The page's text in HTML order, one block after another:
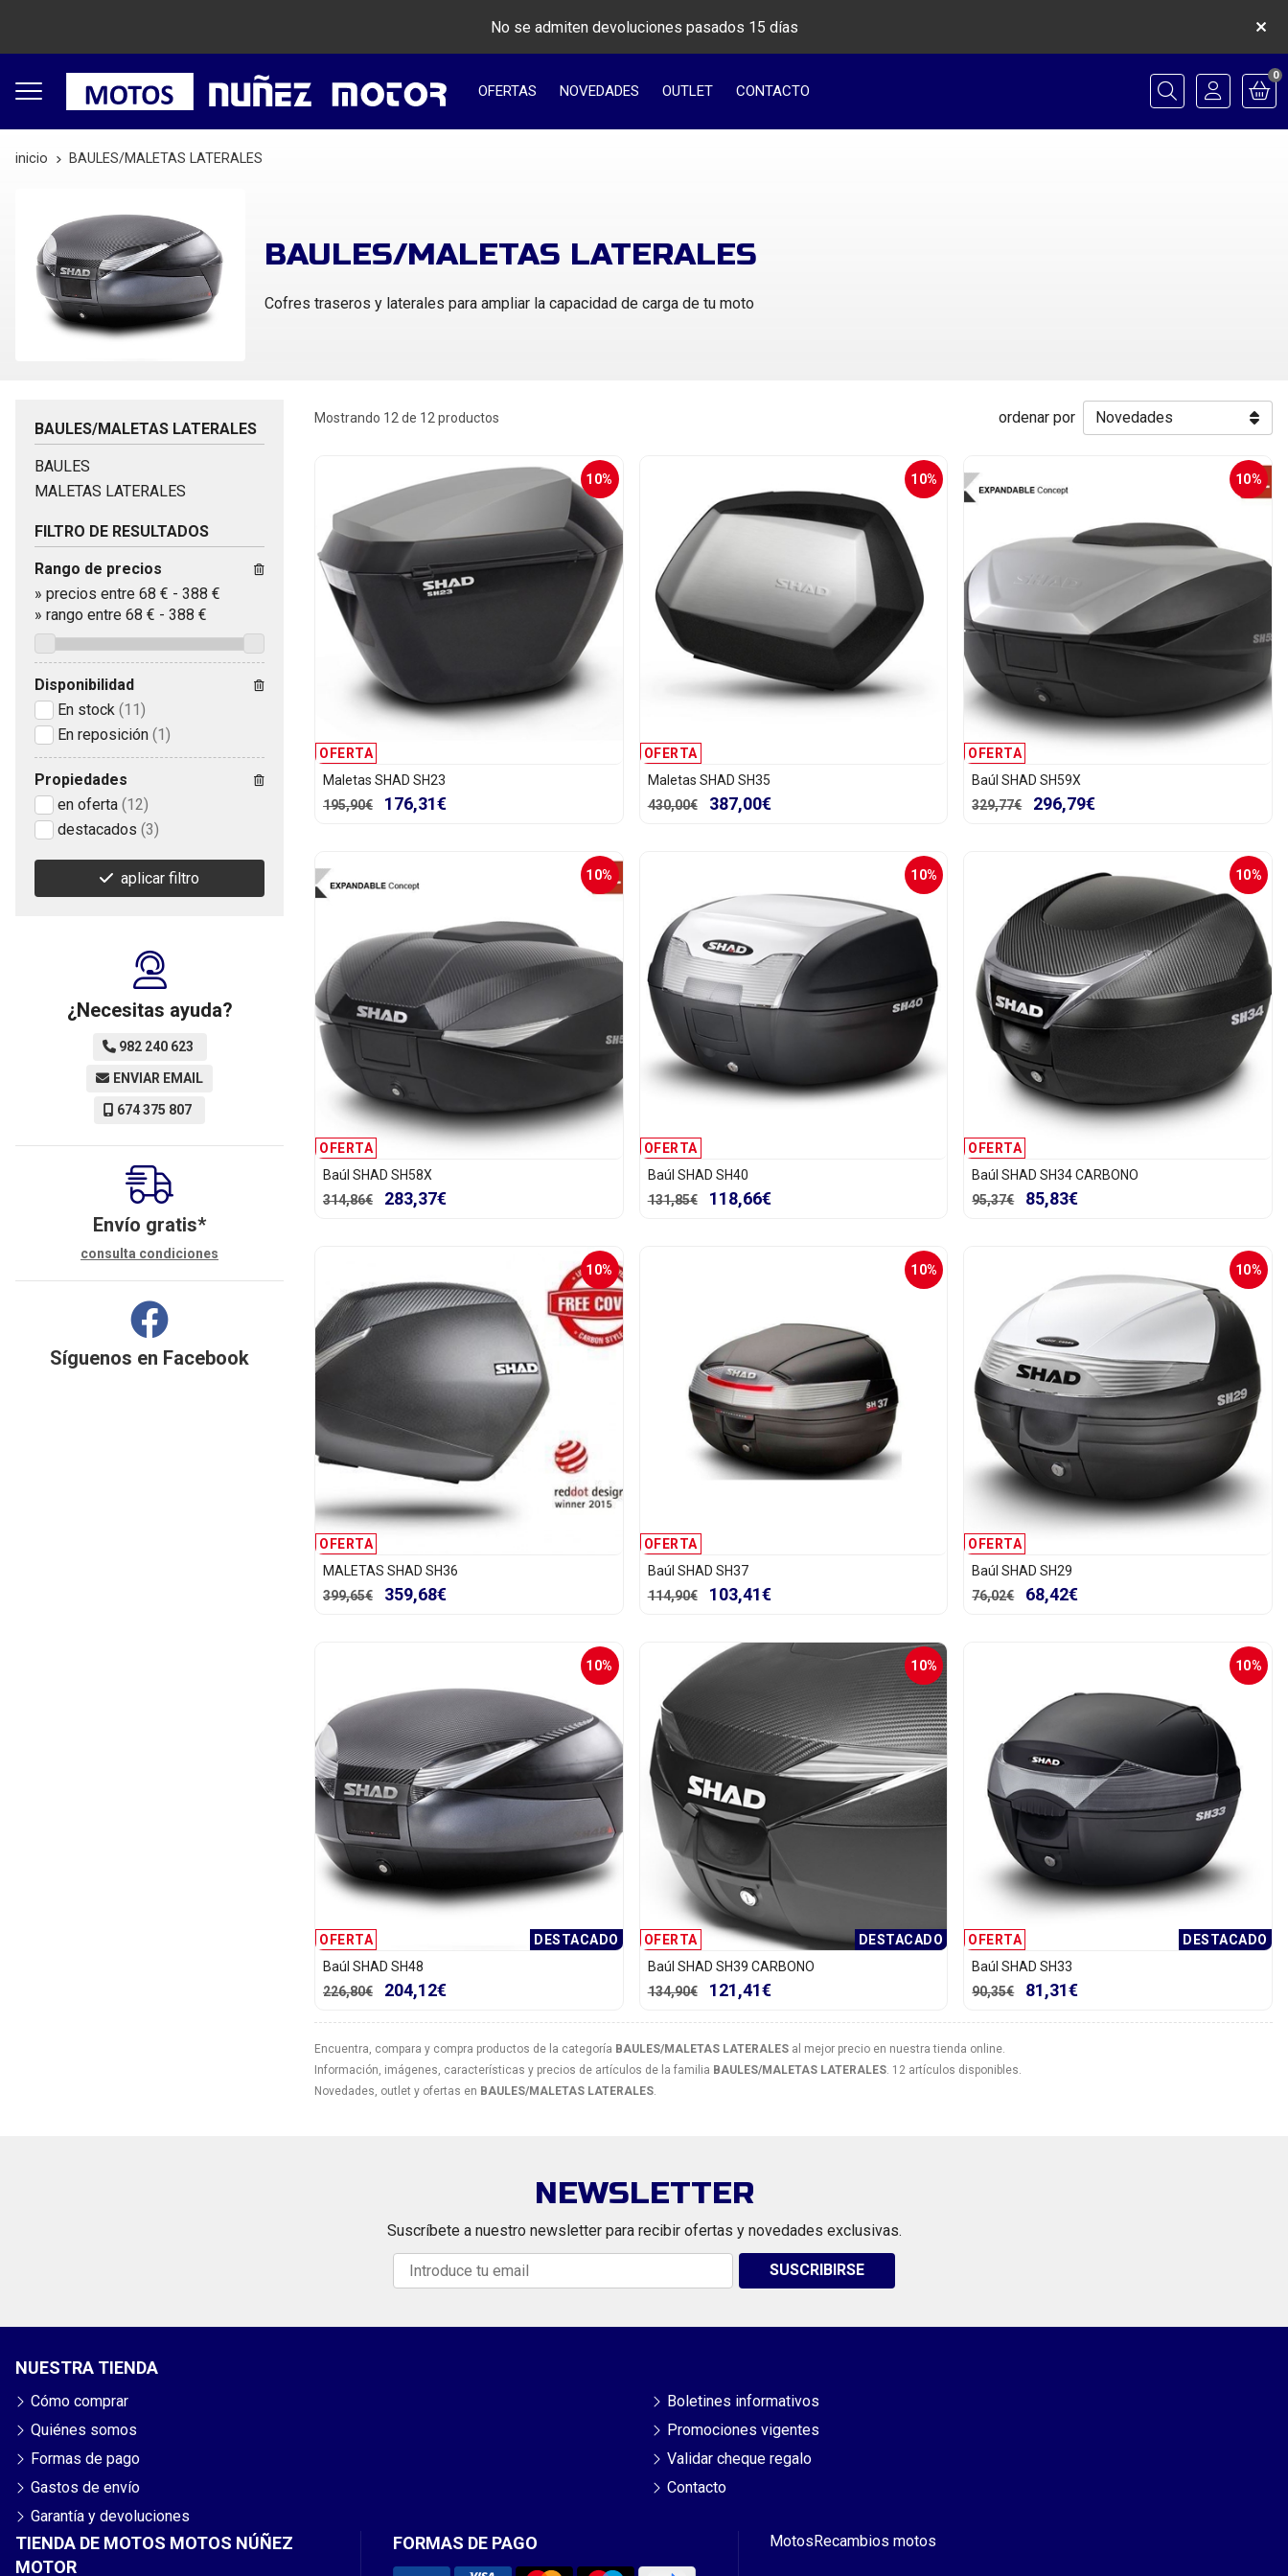
No se admiten devoluciones pasados 15 días
OFERTAS NOVEDADES OUTLET CONTACTO Buscar
0
inicio BAULES/MALETAS LATERALES
BAULES/MALETAS LATERALES
Cofres traseros y laterales para ampliar la capacidad de carga de tu moto
Encuentra, compara y compra productos de la categoría BAULES/MALETAS LATERALES al mejor precio en nuestra tienda online.
Información, imágenes, características y precios de artículos de la familia BAULES/MALETAS LATERALES . 12 artículos disponibles.
Novedades, outlet y ofertas en BAULES/MALETAS LATERALES
Mostrando 12 de 12 productos ordenar por
10%
OFERTA
Maletas SHAD SH23
195,90€
176,31€
10%
OFERTA
Maletas SHAD SH35
430,00€
387,00€
10%
OFERTA
Baúl SHAD SH59X
329,77€
296,79€
10%
OFERTA
Baúl SHAD SH58X
314,86€
283,37€
10%
OFERTA
Baúl SHAD SH40
131,85€
118,66€
10%
OFERTA
Baúl SHAD SH34 CARBONO
95,37€
85,83€
10%
OFERTA
MALETAS SHAD SH36
399,65€
359,68€
10%
OFERTA
Baúl SHAD SH37
114,90€
103,41€
10%
OFERTA
Baúl SHAD SH29
76,02€
68,42€
10%
OFERTA
DESTACADO
Baúl SHAD SH48
226,80€
204,12€
10%
OFERTA
DESTACADO
Baúl SHAD SH39 CARBONO
134,90€
121,41€
10%
OFERTA
DESTACADO
Baúl SHAD SH33
90,35€
81,31€
BAULES/MALETAS LATERALES
BAULES
MALETAS LATERALES
FILTRO DE RESULTADOS
Rango de precios
» precios entre 68 € - 388 €
» rango entre 68 € - 388 €
Disponibilidad
En stock (11)
En reposición (1)
Propiedades
en oferta (12)
destacados (3)
aplicar filtro
¿Necesitas ayuda?
982 240 623
ENVIAR EMAIL
674 375 807
Envío gratis*
consulta condiciones
Síguenos en Facebook
NEWSLETTER
Suscríbete a nuestro newsletter para recibir ofertas y novedades exclusivas.
SUSCRIBIRSE
TIENDA DE MOTOS MOTOS NÚÑEZ
MOTOR
FORMAS DE PAGO
NUESTRA TIENDA
Cómo comprar
Quiénes somos
Formas de pago
Gastos de envío
Garantía y devoluciones
Boletines informativos
Promociones vigentes
Validar cheque regalo
Contacto
MotosRecambios motos